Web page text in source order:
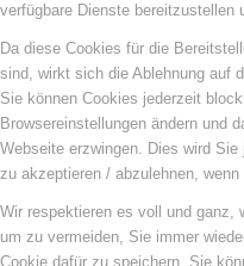
verfügbare Dienste bereitzustellen
Da diese Cookies für die
sind, wirkt sich die Ablehnung auf
Sie können Cookies jederzeit
Browsereinstellungen ändern und
Webseite erzwingen. Dies wird
zu akzeptieren / abzulehnen,
Wir respektieren es voll und ganz,
um zu vermeiden, Sie immer
Cookie dafür zu speichern. Sie